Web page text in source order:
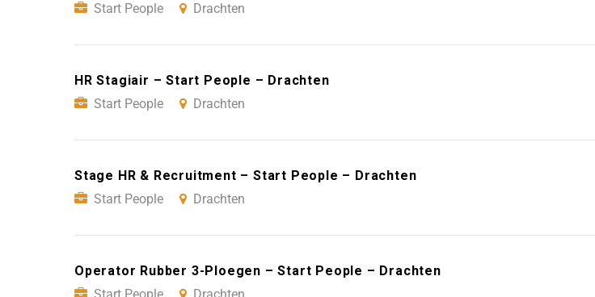
Start People
Drachten
HR Stagiair – Start People – Drachten
Start People
Drachten
Stage HR & Recruitment – Start People – Drachten
Start People
Drachten
Operator Rubber 3-Ploegen – Start People – Drachten